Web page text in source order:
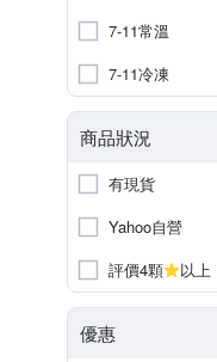
7-11常溫
7-11冷凍
商品狀況
有現貨
Yahoo自營
評價4顆
以上
優惠